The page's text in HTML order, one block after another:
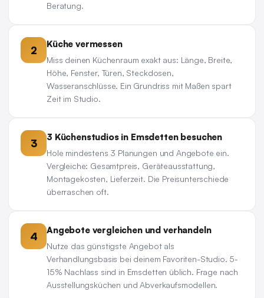
Beratung.
2 Küche vermessen
Miss deinen Küchenraum exakt aus: Länge, Breite,
Höhe, Fenster, Türen, Steckdosen,
Wasseranschlüsse. Ein Grundriss mit Maßen spart
Zeit im Studio.
3 3 Küchenstudios in Emsdetten besuchen
Hole mindestens 3 Planungen und Angebote ein.
Vergleiche: Gesamtpreis, Geräteausstattung,
Montagekosten, Lieferzeit. Die Preisunterschiede
überraschen oft.
4 Angebote vergleichen und verhandeln
Nutze das günstigste Angebot als
Verhandlungsbasis bei deinem Favoriten-Studio. 5-
15% Nachlass sind in Emsdetten üblich. Frage nach
Ausstellungsküchen und Abverkaufsmodellen.